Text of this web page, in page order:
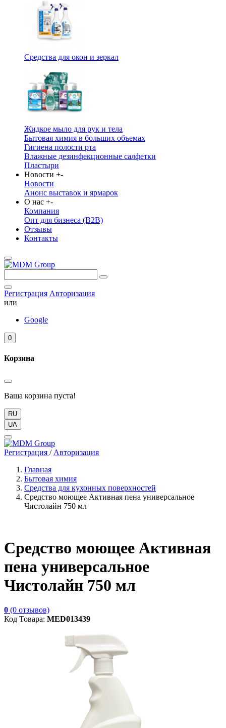
Средства для окон и зеркал
Жидкое мыло для рук и тела
Бытовая химия в больших объемах
Гигиена полости рта
Влажные дезинфекционные салфетки
Пластыри
Новости +-
Новости
Анонс выставок и ярмарок
О нас +-
Компания
Опт для бизнеса (B2B)
Отзывы
Контакты
Регистрация Авторизация
или
Google
0
Корзина
Ваша корзина пуста!
RU
UA
Регистрация / Авторизация
Главная
Бытовая химия
Средства для кухонных поверхностей
Средство моющее Активная пена универсальное
Чистолайн 750 мл
Средство моющее Активная
пена универсальное
Чистолайн 750 мл
0 (0 отзывов)
Код Товара: MED013439